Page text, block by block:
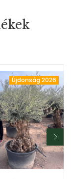
Újdonság 2026